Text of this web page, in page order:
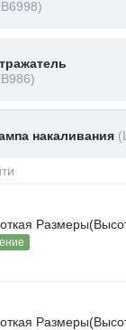
накаливания